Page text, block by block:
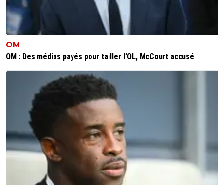
OM
OM : Des médias payés pour tailler l’OL, McCourt accusé